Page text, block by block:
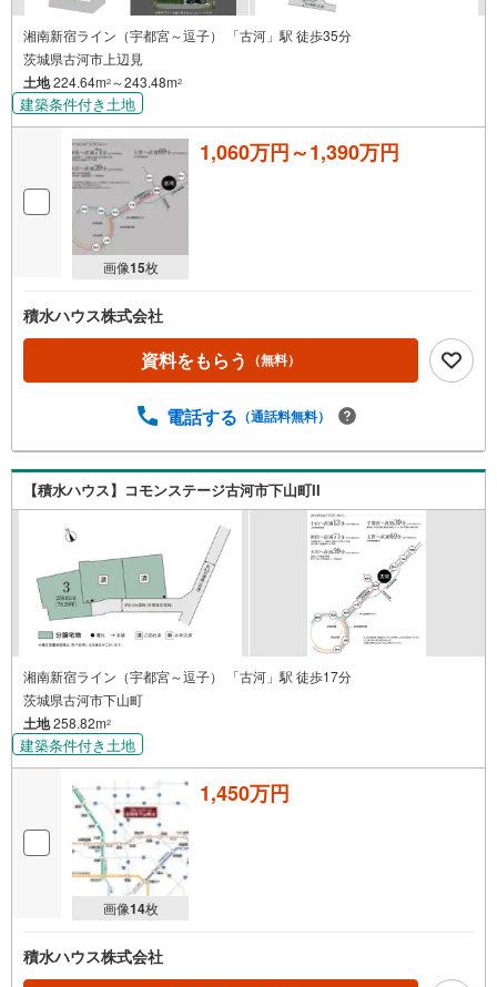
◎相談時から成約まで 無料
何度相談しても、お客様のご負担はありません
◎中立的な立場からのご紹介
本当にお客様に最適だと思われるハウスメーカーをご紹介します
◎「会社」だけでなく、ハウスメーカー選りすぐりの「担当者」をご紹介
住宅展示場だと、担当者との出会いは巡り合わせ次第。ミラクラスマッチ
ングなら、お客様にぴったりのハウ
湘南新宿ライン（宇都宮～逗子） 「古河」駅 徒歩35分
茨城県古河市上辺見
土地224.64m2 ～243.48m2
建築条件付き土地
画像15枚
1,060万円～1,390万円
積水ハウス株式会社
資料をもらう （無料）
電話する （通話料無料）
【積水ハウス】コモンステージ古河市下山町II
湘南新宿ライン（宇都宮～逗子） 「古河」駅 徒歩17分
茨城県古河市下山町
土地258.82m2
建築条件付き土地
画像14枚
1,450万円
積水ハウス株式会社